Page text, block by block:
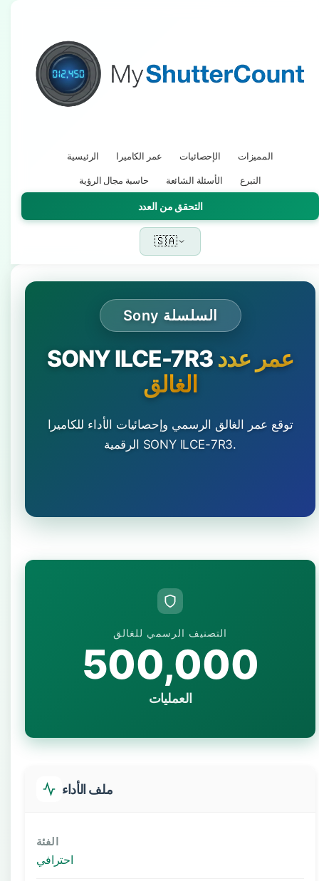
الرئيسية عمر الكاميرا الإحصائيات المميزات
حاسبة مجال الرؤية الأسئلة الشائعة التبرع
التحقق من العدد
🇸🇦
Sony السلسلة
SONY ILCE-7R3 عمر عدد
الغالق
توقع عمر الغالق الرسمي وإحصائيات الأداء للكاميرا
الرقمية SONY ILCE-7R3.
التصنيف الرسمي للغالق
500,000
العمليات
ملف الأداء
الفئة
احترافي